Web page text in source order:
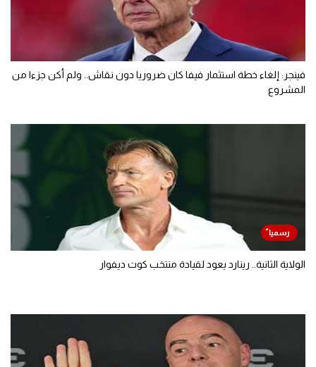
فينجر: إلغاء خطة استثمار فيفا كان ضروريا دون نقاش.. ولم أكن جزءا من
المشروع
الولاية الثانية.. رينارد يعود لقيادة منتخب كوت ديفوار